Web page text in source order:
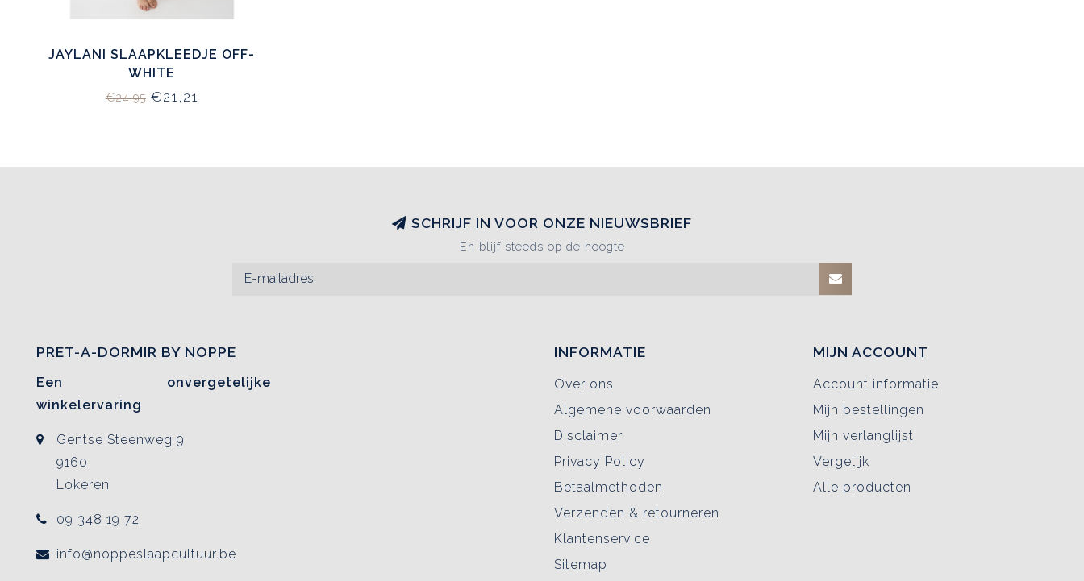
JAYLANI SLAAPKLEEDJE OFF-
WHITE
€24,95€21,21
SCHRIJF IN VOOR ONZE NIEUWSBRIEF
En blijf steeds op de hoogte
PRET-A-DORMIR BY NOPPE
Een onvergetelijke
winkelervaring
Gentse Steenweg 9
9160
Lokeren
09 348 19 72
info@noppeslaapcultuur.be
INFORMATIE
Over ons
Algemene voorwaarden
Disclaimer
Privacy Policy
Betaalmethoden
Verzenden & retourneren
Klantenservice
Sitemap
MIJN ACCOUNT
Account informatie
Mijn bestellingen
Mijn verlanglijst
Vergelijk
Alle producten